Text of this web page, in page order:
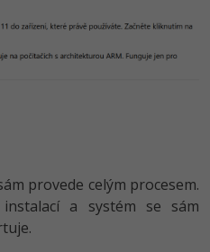
provede celým procesem.
a systém se sám